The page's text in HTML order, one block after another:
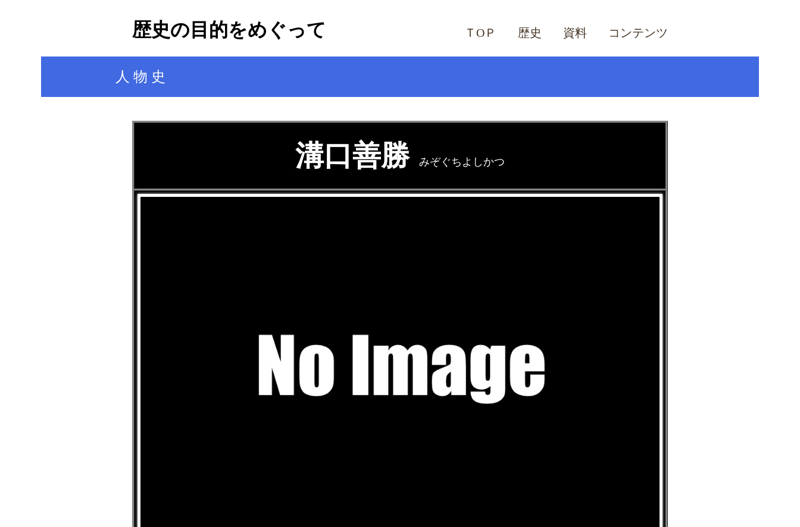
歴史の目的をめぐって ＴОＰ 歴史 資料 コンテンツ
人 物 史
溝口善勝 みぞぐちよしかつ